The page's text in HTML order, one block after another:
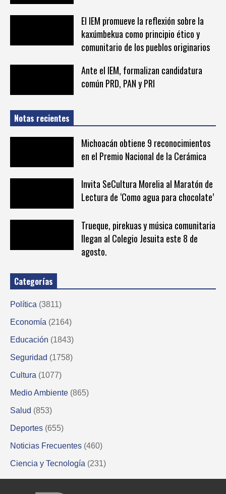
El IEM promueve la reflexión sobre la
kaxúmbekua como principio ético y
comunitario de los pueblos originarios
Ante el IEM, formalizan candidatura
común PRD, PAN y PRI
Notas recientes
Michoacán obtiene 9 reconocimientos
en el Premio Nacional de la Cerámica
Invita SeCultura Morelia al Maratón de
Lectura de ‘Como agua para chocolate’
Trueque, pirekuas y música comunitaria
llegan al Colegio Jesuita este 8 de
agosto.
Categorías
Política (3811)
Economía (2164)
Educación (1843)
Seguridad (1758)
Cultura (1077)
Medio Ambiente (865)
Salud (853)
Deportes (655)
Noticias Frecuentes (460)
Ciencia y Tecnología (231)